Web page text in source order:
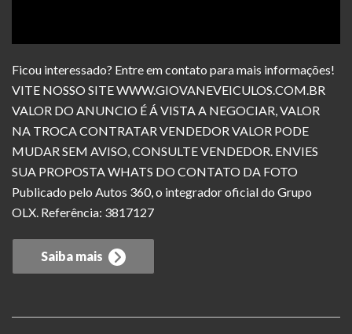
Ficou interessado? Entre em contato para mais informações!
VITE NOSSO SITE WWW.GIOVANEVEICULOS.COM.BR
VALOR DO ANUNCIO É Á VISTA A NEGOCIAR, VALOR
NA TROCA CONTRATAR VENDEDOR VALOR PODE
MUDAR SEM AVISO, CONSULTE VENDEDOR. ENVIES
SUA PROPOSTA WHATS DO CONTATO DA FOTO
Publicado pelo Autos 360, o integrador oficial do Grupo
OLX. Referência: 3817127
Saiba mais